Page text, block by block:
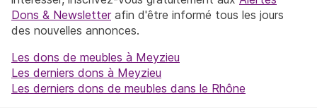
Dons & Newsletterafin d'être informé tous les jours
des nouvelles annonces.
Les dons de meubles à Meyzieu
Les derniers dons à Meyzieu
Les derniers dons de meubles dans le Rhône